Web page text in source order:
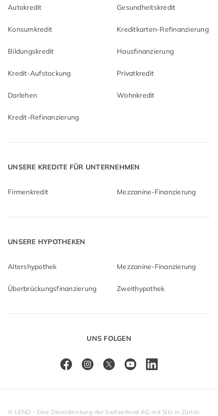
UNS FOLGEN
Autokredit Gesundheitskredit
Konsumkredit Kreditkarten-Refinanzierung
Bildungskredit Hausfinanzierung
Kredit-Aufstockung Privatkredit
Darlehen Wohnkredit
Kredit-Refinanzierung
UNSERE KREDITE FÜR UNTERNEHMEN
Firmenkredit Mezzanine-Finanzierung
UNSERE HYPOTHEKEN
Altershypothek Mezzanine-Finanzierung
Überbrückungsfinanzierung Zweithypothek
© LEND - Eine Dienstleistung der Switzerlend AG mit Sitz in Zürich